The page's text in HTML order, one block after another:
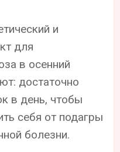
и
для
в осенний
достаточно
в день, чтобы
себя от подагры
болезни.